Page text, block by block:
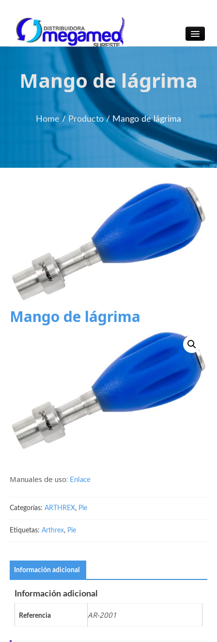
OmegaMed Sureste
OmegaMed Sureste
Mango de lágrima
Home / Producto/ Mango de lágrima
Mango de lágrima
Manuales de uso: Enlace
Categorías: ARTHREX, Pie
Etiquetas: Arthrex, Pie
Información adicional
Información adicional
Referencia AR-2001